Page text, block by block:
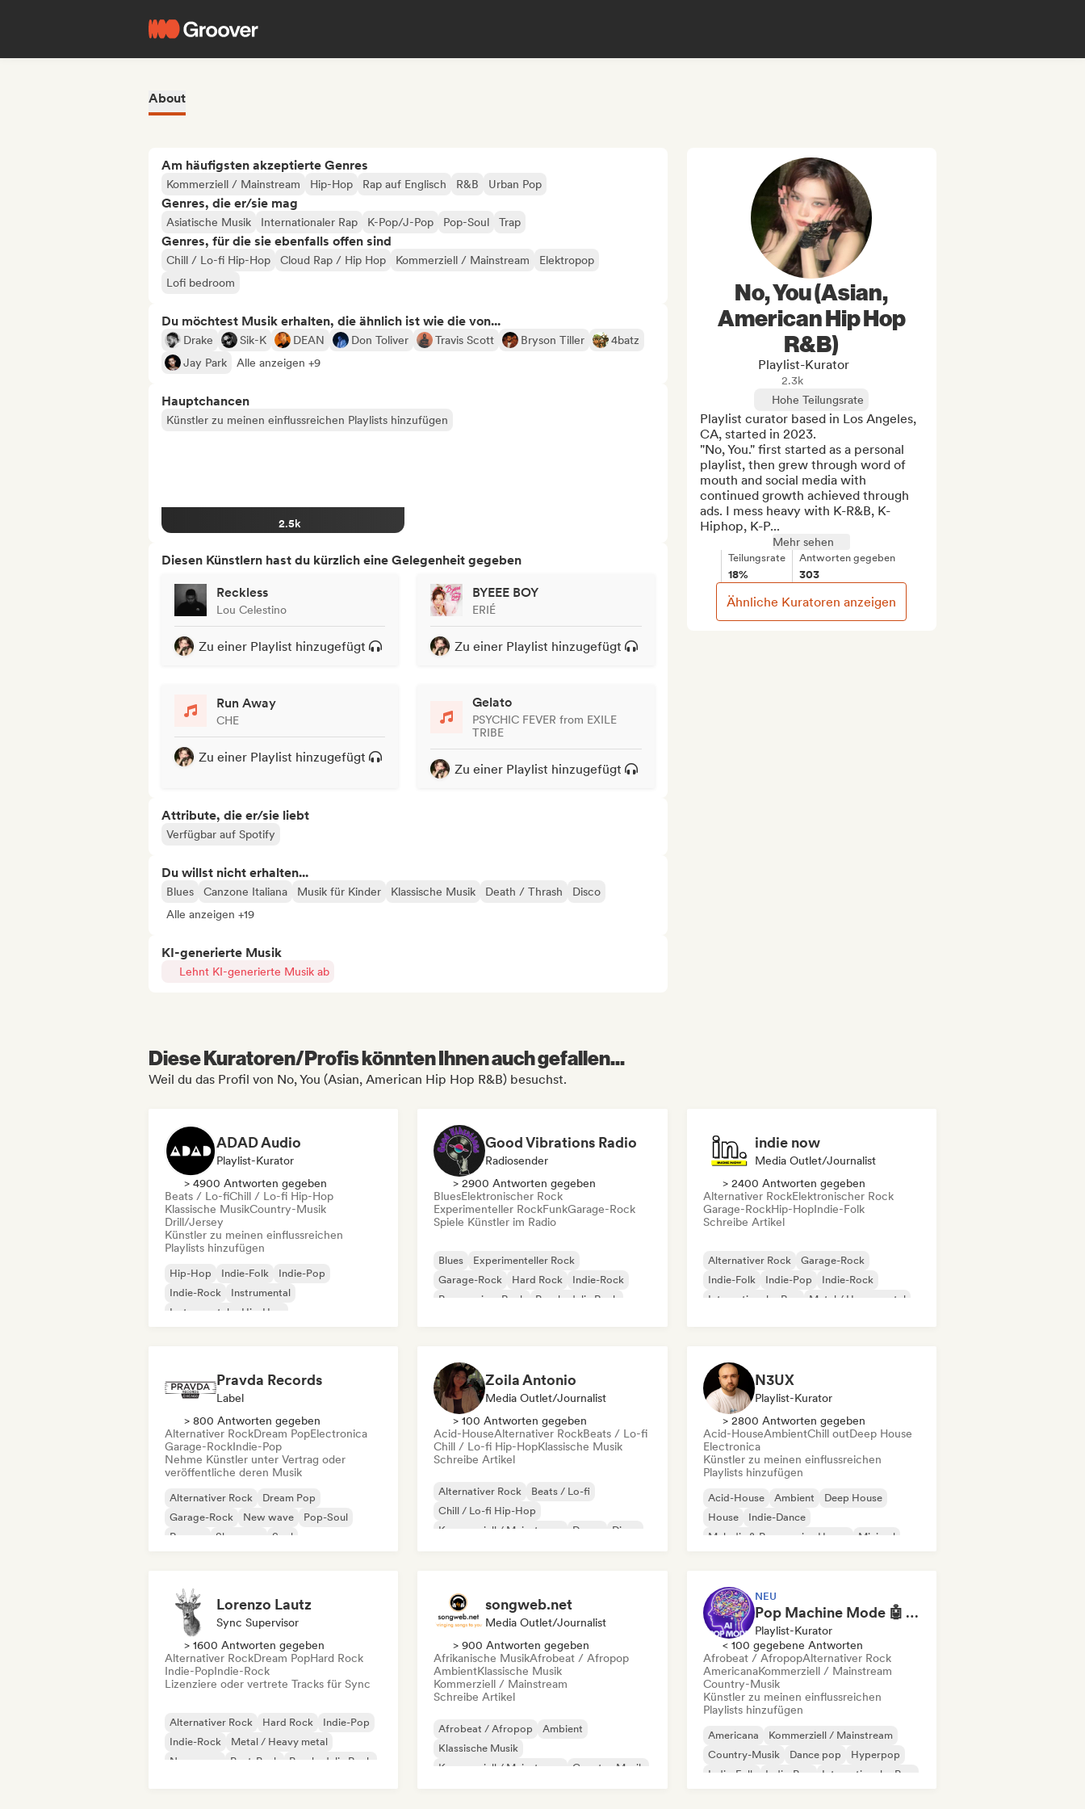
About
Am häufigsten akzeptierte Genres
Kommerziell / Mainstream Hip-Hop Rap auf Englisch R&B Urban Pop
Genres, die er/sie mag
Asiatische Musik Internationaler Rap K-Pop/J-Pop Pop-Soul Trap
Genres, für die sie ebenfalls offen sind
Chill / Lo-fi Hip-Hop Cloud Rap / Hip Hop Kommerziell / Mainstream
Elektropop
Lofi bedroom
Du möchtest Musik erhalten, die ähnlich ist wie die von...
Drake Sik-K DEAN Don Toliver Travis Scott Bryson Tiller
4batz
Jay Park
Alle anzeigen +9
Hauptchancen
Künstler zu meinen einflussreichen Playlists hinzufügen
2.5k
Diesen Künstlern hast du kürzlich eine Gelegenheit gegeben
Reckless
Lou Celestino
Zu einer Playlist hinzugefügt
BYEEE BOY
ERIÉ
Zu einer Playlist hinzugefügt
Run Away
CHE
Zu einer Playlist hinzugefügt
Gelato
PSYCHIC FEVER from EXILE
TRIBE
Zu einer Playlist hinzugefügt
Attribute, die er/sie liebt
Verfügbar auf Spotify
Du willst nicht erhalten...
Blues Canzone Italiana Musik für Kinder Klassische Musik Death / Thrash
Disco
Alle anzeigen +19
KI-generierte Musik
Lehnt KI-generierte Musik ab
No, You (Asian,
American Hip Hop
R&B)
Playlist-Kurator
2.3k
Hohe Teilungsrate
Playlist curator based in Los Angeles,
CA, started in 2023.
"No, You." first started as a personal
playlist, then grew through word of
mouth and social media with
continued growth achieved through
ads. I mess heavy with K-R&B, K-
Hiphop, K-P...
Mehr sehen
Teilungsrate
18%
Antworten gegeben
303
Ähnliche Kuratoren anzeigen
Diese Kuratoren/Profis könnten Ihnen auch gefallen...
Weil du das Profil von No, You (Asian, American Hip Hop R&B) besuchst.
ADAD Audio
Playlist-Kurator
> 4900 Antworten gegeben
Beats / Lo-fiChill / Lo-fi Hip-Hop
Klassische MusikCountry-Musik
Drill/Jersey
Künstler zu meinen einflussreichen
Playlists hinzufügen
Hip-Hop Indie-Folk
Indie-Pop
Indie-Rock
Instrumental
Instrumentaler Hip-Hop
Good Vibrations Radio
Radiosender
> 2900 Antworten gegeben
BluesElektronischer Rock
Experimenteller RockFunkGarage-Rock
Spiele Künstler im Radio
Blues
Experimenteller Rock
Garage-Rock
Hard Rock
Indie-Rock
Progressiver Rock
Psychedelic Rock
indie now
Media Outlet/Journalist
> 2400 Antworten gegeben
Alternativer RockElektronischer Rock
Garage-RockHip-HopIndie-Folk
Schreibe Artikel
Alternativer Rock
Garage-Rock
Indie-Folk
Indie-Pop
Indie-Rock
Internationaler Rap
Metal / Heavy metal
Pravda Records
Label
> 800 Antworten gegeben
Alternativer RockDream PopElectronica
Garage-RockIndie-Pop
Nehme Künstler unter Vertrag oder
veröffentliche deren Musik
Alternativer Rock
Dream Pop
Garage-Rock
New wave
Pop-Soul
Reggae
Shoegaze Soul
Zoila Antonio
Media Outlet/Journalist
> 100 Antworten gegeben
Acid-HouseAlternativer RockBeats / Lo-fi
Chill / Lo-fi Hip-HopKlassische Musik
Schreibe Artikel
Alternativer Rock
Beats / Lo-fi
Chill / Lo-fi Hip-Hop
Kommerziell / Mainstream
Dance
Disco
N3UX
Playlist-Kurator
> 2800 Antworten gegeben
Acid-HouseAmbientChill outDeep House
Electronica
Künstler zu meinen einflussreichen
Playlists hinzufügen
Acid-House Ambient
Deep House
House
Indie-Dance
Melodic & Progressive House
Minimal
Lorenzo Lautz
Sync Supervisor
> 1600 Antworten gegeben
Alternativer RockDream PopHard Rock
Indie-PopIndie-Rock
Lizenziere oder vertrete Tracks für Sync
Alternativer Rock Hard Rock
Indie-Pop
Indie-Rock
Metal / Heavy metal
New wave
Post-Punk Psychedelic Rock
songweb.net
Media Outlet/Journalist
> 900 Antworten gegeben
Afrikanische MusikAfrobeat / Afropop
AmbientKlassische Musik
Kommerziell / Mainstream
Schreibe Artikel
Afrobeat / Afropop
Ambient
Klassische Musik
Kommerziell / Mainstream
Country-Musik
NEU
Pop Machine Mode 🤖 AI Music, Indie Pop & Dream Pop
Playlist-Kurator
< 100 gegebene Antworten
Afrobeat / AfropopAlternativer Rock
AmericanaKommerziell / Mainstream
Country-Musik
Künstler zu meinen einflussreichen
Playlists hinzufügen
Americana
Kommerziell / Mainstream
Country-Musik
Dance pop
Hyperpop
Indie-Folk
Indie-Pop Internationaler Pop